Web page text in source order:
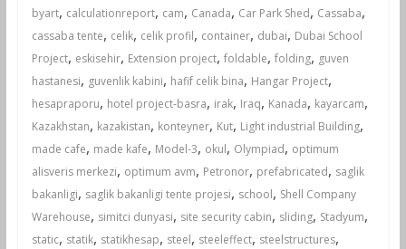
byart, calculationreport, cam, Canada, Car Park Shed, Cassaba,
cassaba tente, celik, celik profil, container, dubai, Dubai School
Project, eskisehir, Extension project, foldable, folding, guven
hastanesi, guvenlik kabini, hafif celik bina, Hangar Project,
hesapraporu, hotel project-basra, irak, Iraq, Kanada, kayarcam,
Kazakhstan, kazakistan, konteyner, Kut, Light industrial Building,
made cafe, made kafe, Model-3, okul, Olympiad, optimum
alisveris merkezi, optimum avm, Petronor, prefabricated, saglik
bakanligi, saglik bakanligi tente projesi, school, Shell Company
Warehouse, simitci dunyasi, site security cabin, sliding, Stadyum,
static, statik, statikhesap, steel, steeleffect, steelstructures,